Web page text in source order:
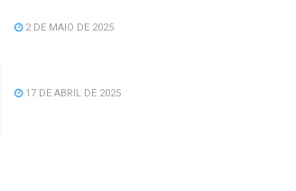
2 DE MAIO DE 2025
17 DE ABRIL DE 2025